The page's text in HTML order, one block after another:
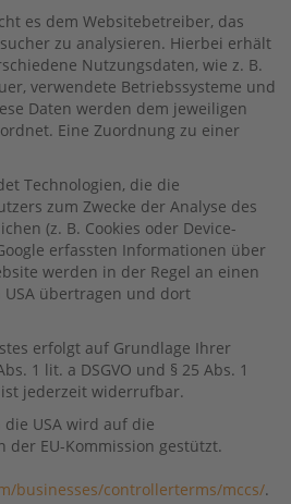
es dem Websitebetreiber, das
zu analysieren. Hierbei erhält
Nutzungsdaten, wie z. B.
verwendete Betriebssysteme und
Daten werden dem jeweiligen
Eine Zuordnung zu einer
Technologien, die die
zum Zwecke der Analyse des
(z. B. Cookies oder Device-
erfassten Informationen über
werden in der Regel an einen
USA übertragen und dort
erfolgt auf Grundlage Ihrer
1 lit. a DSGVO und § 25 Abs. 1
jederzeit widerrufbar.
USA wird auf die
der EU-Kommission gestützt.
businesses/controllerterms/mccs/.